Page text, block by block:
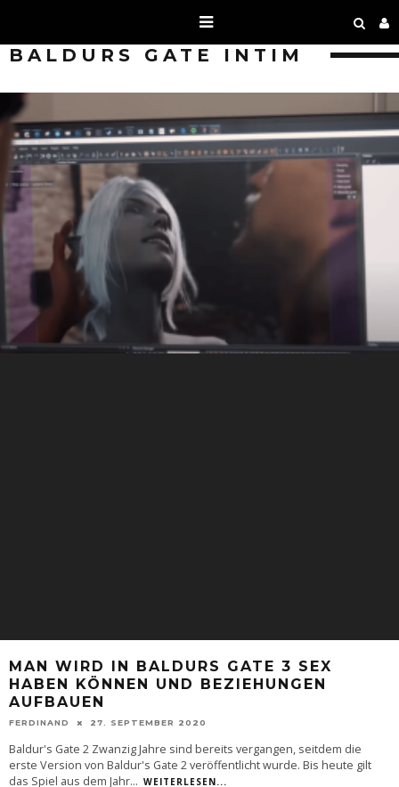
BALDURS GATE INTIM
MAN WIRD IN BALDURS GATE 3 SEX
HABEN KÖNNEN UND BEZIEHUNGEN
AUFBAUEN
FERDINAND 27. SEPTEMBER 2020
Baldur's Gate 2 Zwanzig Jahre sind bereits vergangen, seitdem die
erste Version von Baldur's Gate 2 veröffentlicht wurde. Bis heute gilt
das Spiel aus dem Jahr... WEITERLESEN...